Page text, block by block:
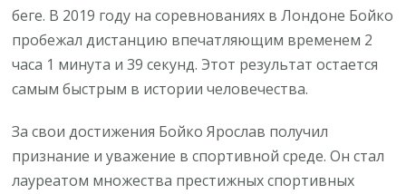
беге. В 2019 году на соревнованиях в Лондоне Бойко
пробежал дистанцию впечатляющим временем 2
часа 1 минута и 39 секунд. Этот результат остается
самым быстрым в истории человечества.
За свои достижения Бойко Ярослав получил
признание и уважение в спортивной среде. Он стал
лауреатом множества престижных спортивных